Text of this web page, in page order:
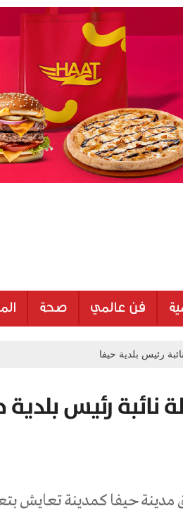
فن عالمي صحة
رئيس بلدية حيفا
نائبة رئيس بلدية
حيفا كمدينة تعايش